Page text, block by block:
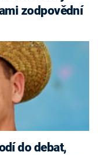
zodpovědní
do debat,